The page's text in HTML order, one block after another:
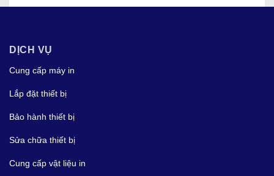
DỊCH VỤ
Cung cấp máy in
Lắp đặt thiết bị
Bảo hành thiết bị
Sửa chữa thiết bị
Cung cấp vật liệu in